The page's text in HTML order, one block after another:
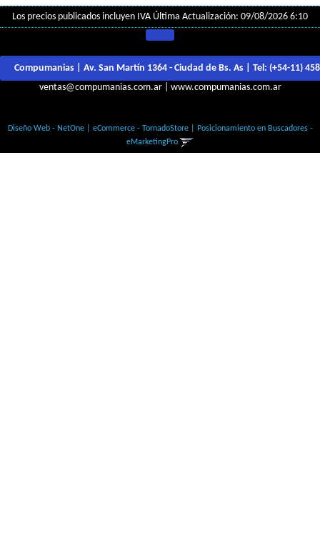
Los precios publicados incluyen IVA Última Actualización: 09/08/2026 6:10
Compumanias | Av. San Martín 1364 - Ciudad de Bs. As | Tel: (+54-11)
ventas@compumanias.com.ar| www.compumanias.com.ar
Diseño Web - NetOne| eCommerce - TornadoStore| Posicionamiento en Buscadores -
eMarketingPro